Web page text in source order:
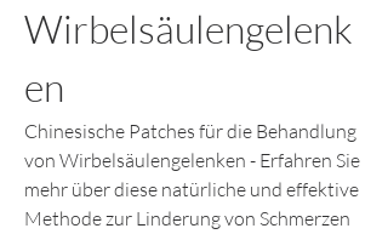
Wirbelsäulengelenk
en
Chinesische Patches für die Behandlung
von Wirbelsäulengelenken - Erfahren Sie
mehr über diese natürliche und effektive
Methode zur Linderung von Schmerzen